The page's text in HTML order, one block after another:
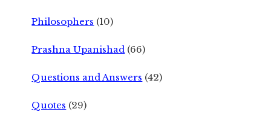
Philosophers (10)
Prashna Upanishad (66)
Questions and Answers (42)
Quotes (29)